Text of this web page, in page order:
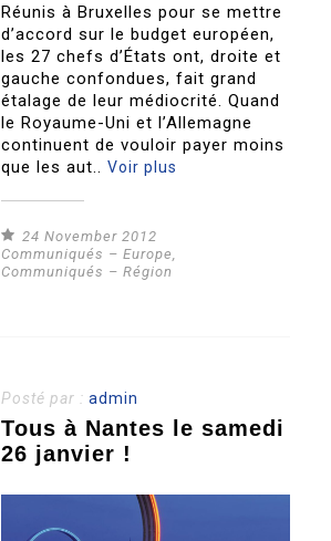
Réunis à Bruxelles pour se mettre
d’accord sur le budget européen,
les 27 chefs d’États ont, droite et
gauche confondues, fait grand
étalage de leur médiocrité. Quand
le Royaume-Uni et l’Allemagne
continuent de vouloir payer moins
que les aut..Voir plus
24 November 2012
Communiqués – Europe
Communiqués – Région
Posté par :admin
Tous à Nantes le samedi
26 janvier !